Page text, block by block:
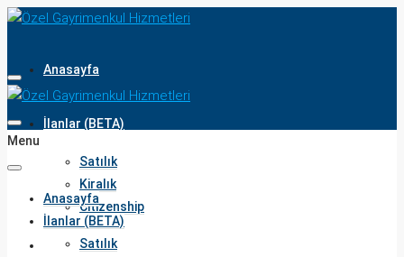
Anasayfa
İlanlar (BETA)
Satılık
Kiralık
Citizenship
Projeler
Menu
Anasayfa
İlanlar (BETA)
Satılık